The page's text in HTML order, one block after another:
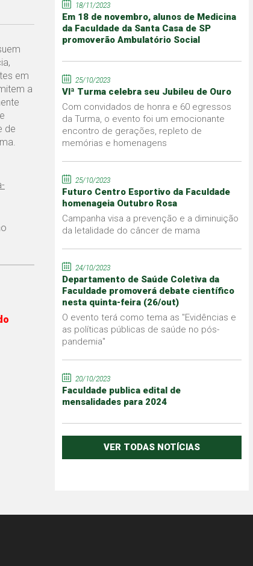
em
a
de
18/11/2023
Em 18 de novembro, alunos de Medicina
da Faculdade da Santa Casa de SP
promoverão Ambulatório Social
25/10/2023
VIª Turma celebra seu Jubileu de Ouro
Com convidados de honra e 60 egressos
da Turma, o evento foi um emocionante
encontro de gerações, repleto de
memórias e homenagens
25/10/2023
Futuro Centro Esportivo da Faculdade
homenageia Outubro Rosa
Campanha visa a prevenção e a diminuição
da letalidade do câncer de mama
24/10/2023
Departamento de Saúde Coletiva da
Faculdade promoverá debate científico
nesta quinta-feira (26/out)
O evento terá como tema as "Evidências e
as políticas públicas de saúde no pós-
pandemia"
20/10/2023
Faculdade publica edital de
mensalidades para 2024
VER TODAS NOTÍCIAS